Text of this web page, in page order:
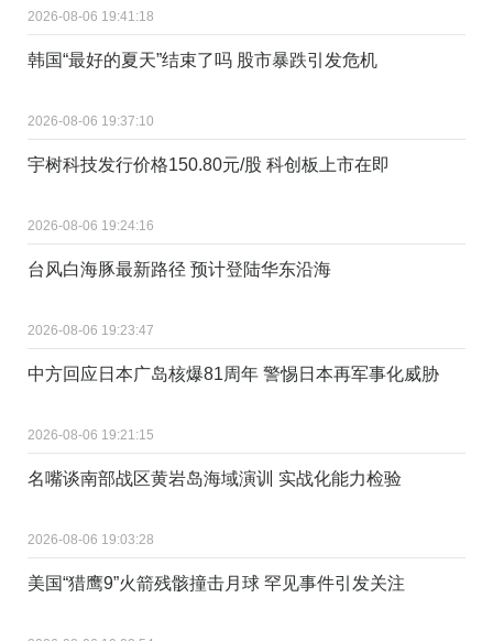
2026-08-06 19:41:18
韩国“最好的夏天”结束了吗 股市暴跌引发危机
2026-08-06 19:37:10
宇树科技发行价格150.80元/股 科创板上市在即
2026-08-06 19:24:16
台风白海豚最新路径 预计登陆华东沿海
2026-08-06 19:23:47
中方回应日本广岛核爆81周年 警惕日本再军事化威胁
2026-08-06 19:21:15
名嘴谈南部战区黄岩岛海域演训 实战化能力检验
2026-08-06 19:03:28
美国“猎鹰9”火箭残骸撞击月球 罕见事件引发关注